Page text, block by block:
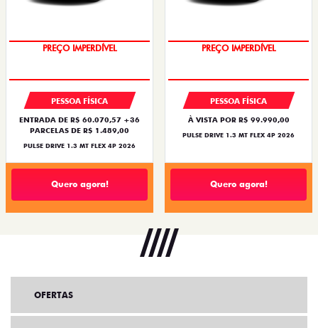
OPORTUNIDADE
PESSOA FÍSICA
ENTRADA DE R$ 60.070,57 +36
PARCELAS DE R$ 1.489,00
PULSE DRIVE 1.3 MT FLEX 4P 2026
Quero agora!
OPORTUNIDADE
PESSOA FÍSICA
À VISTA POR R$ 99.990,00
PULSE DRIVE 1.3 MT FLEX 4P 2026
Quero agora!
OFERTAS